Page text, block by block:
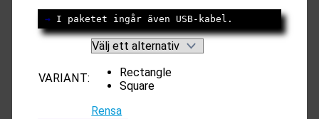
→ I paketet ingår även USB-kabel.
VARIANT:
Rectangle
Square
Rensa